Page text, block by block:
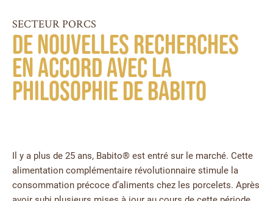
SECTEUR PORCS
De nouvelles recherches
en accord avec la
philosophie de Babito
Il y a plus de 25 ans, Babito® est entré sur le marché. Cette
alimentation complémentaire révolutionnaire stimule la
consommation précoce d’aliments chez les porcelets. Après